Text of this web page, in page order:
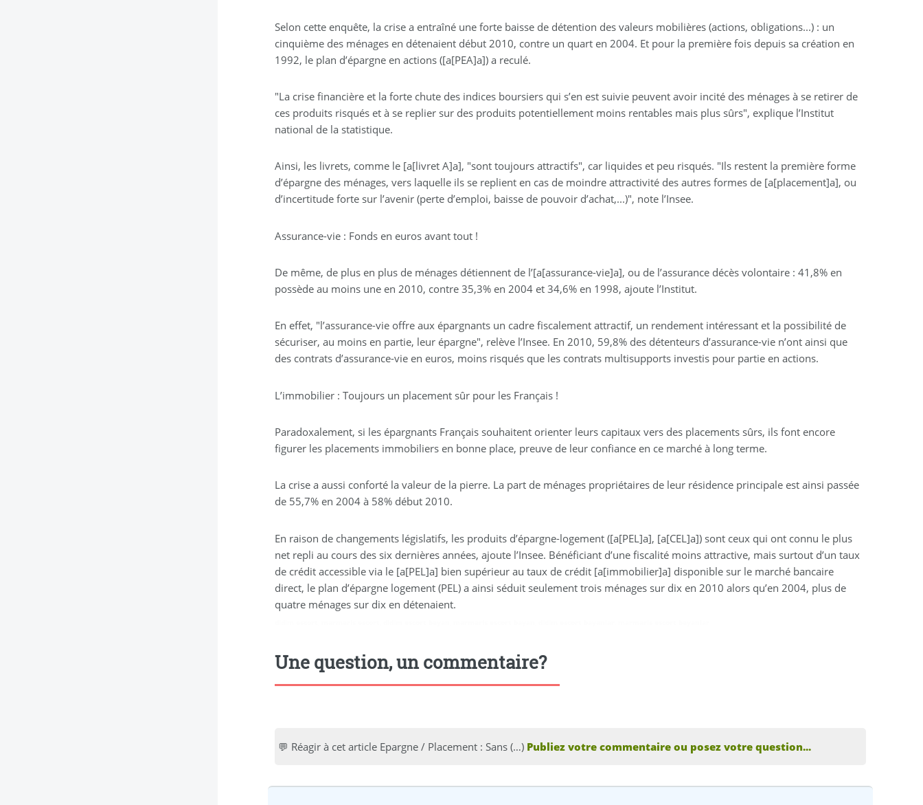
Selon cette enquête, la crise a entraîné une forte baisse de détention des valeurs mobilières (actions, obligations...) : un
cinquième des ménages en détenaient début 2010, contre un quart en 2004. Et pour la première fois depuis sa création en
1992, le plan d’épargne en actions ([a[PEA]a]) a reculé.
"La crise financière et la forte chute des indices boursiers qui s’en est suivie peuvent avoir incité des ménages à se retirer de
ces produits risqués et à se replier sur des produits potentiellement moins rentables mais plus sûrs", explique l’Institut
national de la statistique.
Ainsi, les livrets, comme le [a[livret A]a], "sont toujours attractifs", car liquides et peu risqués. "Ils restent la première forme
d’épargne des ménages, vers laquelle ils se replient en cas de moindre attractivité des autres formes de [a[placement]a], ou
d’incertitude forte sur l’avenir (perte d’emploi, baisse de pouvoir d’achat,...)", note l’Insee.
Assurance-vie : Fonds en euros avant tout !
De même, de plus en plus de ménages détiennent de l’[a[assurance-vie]a], ou de l’assurance décès volontaire : 41,8% en
possède au moins une en 2010, contre 35,3% en 2004 et 34,6% en 1998, ajoute l’Institut.
En effet, "l’assurance-vie offre aux épargnants un cadre fiscalement attractif, un rendement intéressant et la possibilité de
sécuriser, au moins en partie, leur épargne", relève l’Insee. En 2010, 59,8% des détenteurs d’assurance-vie n’ont ainsi que
des contrats d’assurance-vie en euros, moins risqués que les contrats multisupports investis pour partie en actions.
L’immobilier : Toujours un placement sûr pour les Français !
Paradoxalement, si les épargnants Français souhaitent orienter leurs capitaux vers des placements sûrs, ils font encore
figurer les placements immobiliers en bonne place, preuve de leur confiance en ce marché à long terme.
La crise a aussi conforté la valeur de la pierre. La part de ménages propriétaires de leur résidence principale est ainsi passée
de 55,7% en 2004 à 58% début 2010.
En raison de changements législatifs, les produits d’épargne-logement ([a[PEL]a], [a[CEL]a]) sont ceux qui ont connu le plus
net repli au cours des six dernières années, ajoute l’Insee. Bénéficiant d’une fiscalité moins attractive, mais surtout d’un taux
de crédit accessible via le [a[PEL]a] bien supérieur au taux de crédit [a[immobilier]a] disponible sur le marché bancaire
direct, le plan d’épargne logement (PEL) a ainsi séduit seulement trois ménages sur dix en 2010 alors qu’en 2004, plus de
quatre ménages sur dix en détenaient.
Une question, un commentaire?
💬 Réagir à cet article Epargne / Placement : Sans (…) Publiez votre commentaire ou posez votre question...